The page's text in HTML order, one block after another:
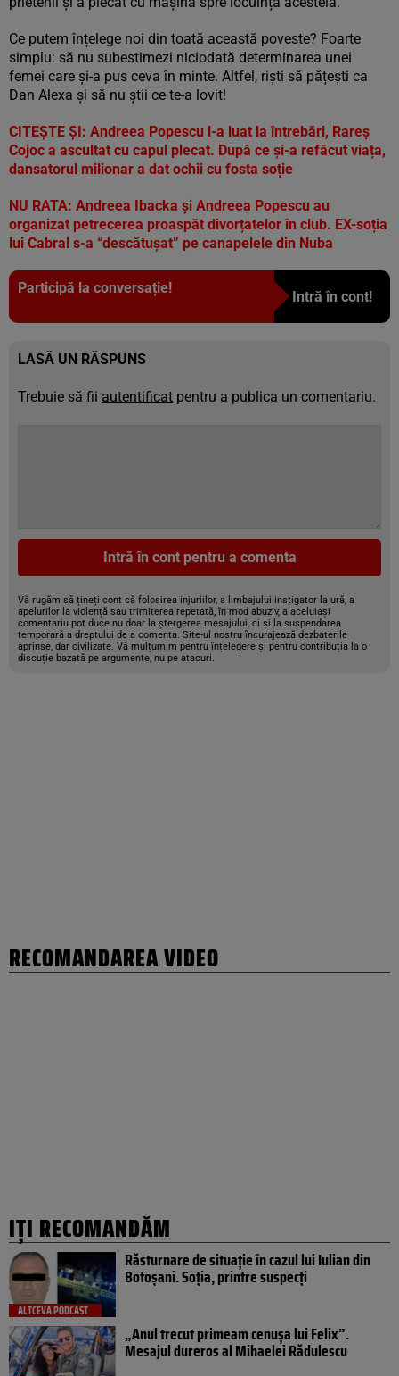
Ce putem înțelege noi din toată această poveste? Foarte
simplu: să nu subestimezi niciodată determinarea unei
femei care și-a pus ceva în minte. Altfel, riști să pățești ca
Dan Alexa și să nu știi ce te-a lovit!
CITEȘTE ȘI: Andreea Popescu l-a luat la întrebări, Rareș
Cojoc a ascultat cu capul plecat. După ce și-a refăcut viața,
dansatorul milionar a dat ochii cu fosta soție
NU RATA: Andreea Ibacka și Andreea Popescu au
organizat petrecerea proaspăt divorțatelor în club. EX-soția
lui Cabral s-a “descătușat” pe canapelele din Nuba
Participă la conversație!
Intră în cont!
LASĂ UN RĂSPUNS
Trebuie să fii autentificat pentru a publica un comentariu.
Intră în cont pentru a comenta
Vă rugăm să țineți cont că folosirea injuriilor, a limbajului instigator la ură, a
apelurilor la violență sau trimiterea repetată, în mod abuziv, a aceluiași
comentariu pot duce nu doar la ștergerea mesajului, ci și la suspendarea
temporară a dreptului de a comenta. Site-ul nostru încurajează dezbaterile
aprinse, dar civilizate. Vă mulțumim pentru înțelegere și pentru contribuția la o
discuție bazată pe argumente, nu pe atacuri.
RECOMANDAREA VIDEO
IȚI RECOMANDĂM
ALTCEVA PODCAST
Răsturnare de situație în cazul lui Iulian din
Botoșani. Soția, printre suspecți
„Anul trecut primeam cenușa lui Felix”.
Mesajul dureros al Mihaelei Rădulescu